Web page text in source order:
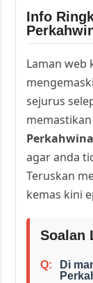
Info
Laman web
sejurus
agar anda
Teruskan
kemas kini
Soalan
Di